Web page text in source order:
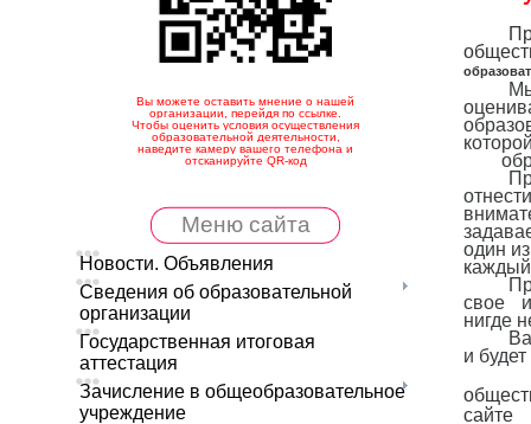
Вы можете оставить мнение о нашей
организации, перейдя по ссылке.
Чтобы оценить условия осуществления
образовательной деятельности,
наведите камеру вашего телефона и
отсканируйте QR-код
Меню сайта
Новости. Объявления
Сведения об образовательной
организации
Государственная итоговая
аттестация
Зачисление в общеобразовательное
учреждение
один
свое
нигде
и
сайте